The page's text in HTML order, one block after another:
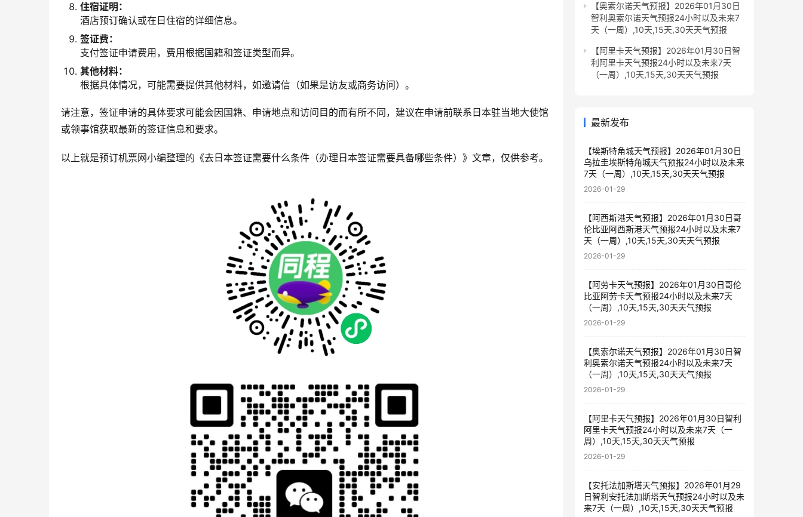
住宿证明：
酒店预订确认或在日住宿的详细信息。
签证费：
支付签证申请费用，费用根据国籍和签证类型而异。
其他材料：
根据具体情况，可能需要提供其他材料，如邀请信（如果是访友或商务访问）。
请注意，签证申请的具体要求可能会因国籍、申请地点和访问目的而有所不同，建议在申请前联系日本驻当地大使馆
或领事馆获取最新的签证信息和要求。
以上就是预订机票网小编整理的《去日本签证需要什么条件（办理日本签证需要具备哪些条件）》文章，仅供参考。
【奥索尔诺天气预报】2026年01月30日
智利奥索尔诺天气预报24小时以及未来7
天（一周）,10天,15天,30天天气预报
【阿里卡天气预报】2026年01月30日智
利阿里卡天气预报24小时以及未来7天
（一周）,10天,15天,30天天气预报
最新发布
【埃斯特角城天气预报】2026年01月30日
乌拉圭埃斯特角城天气预报24小时以及未来
7天（一周）,10天,15天,30天天气预报
2026-01-29
【阿西斯港天气预报】2026年01月30日哥
伦比亚阿西斯港天气预报24小时以及未来7
天（一周）,10天,15天,30天天气预报
2026-01-29
【阿劳卡天气预报】2026年01月30日哥伦
比亚阿劳卡天气预报24小时以及未来7天
（一周）,10天,15天,30天天气预报
2026-01-29
【奥索尔诺天气预报】2026年01月30日智
利奥索尔诺天气预报24小时以及未来7天
（一周）,10天,15天,30天天气预报
2026-01-29
【阿里卡天气预报】2026年01月30日智利
阿里卡天气预报24小时以及未来7天（一
周）,10天,15天,30天天气预报
2026-01-29
【安托法加斯塔天气预报】2026年01月29
日智利安托法加斯塔天气预报24小时以及未
来7天（一周）,10天,15天,30天天气预报